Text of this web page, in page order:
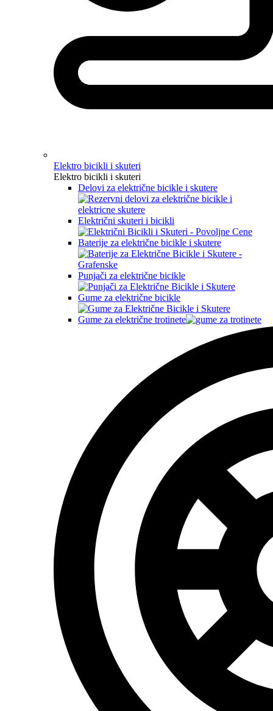
Elektro bicikli i skuteri
Elektro bicikli i skuteri
Delovi za električne bicikle i skutere
Električni skuteri i bicikli
Baterije za električne bicikle i skutere
Punjači za električne bicikle
Gume za električne bicikle
Gume za električne trotinete